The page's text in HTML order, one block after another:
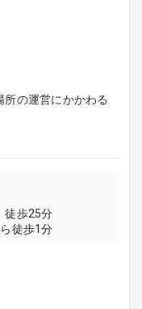
所の運営にかかわる
歩25分
徒歩1分